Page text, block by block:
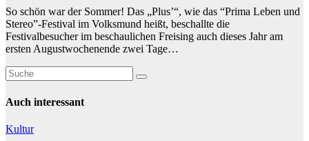
So schön war der Sommer! Das „Plus’“, wie das “Prima Leben und
Stereo”-Festival im Volksmund heißt, beschallte die
Festivalbesucher im beschaulichen Freising auch dieses Jahr am
ersten Augustwochenende zwei Tage…
Auch interessant
Kultur